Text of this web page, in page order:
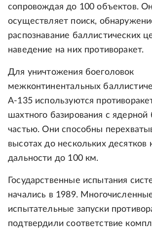
сопровождая до 100 объектов.
осуществляет поиск,
распознавание баллистических
наведение на них противоракет.
Для уничтожения боеголовок
межконтинентальных
А-135 используются
шахтного базирования с ядерной
частью. Они способны
высотах до нескольких десятков
дальности до 100 км.
Государственные испытания
начались в 1989.
испытательные запуски
подтвердили соответствие